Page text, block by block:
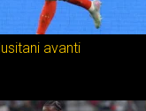
avanti